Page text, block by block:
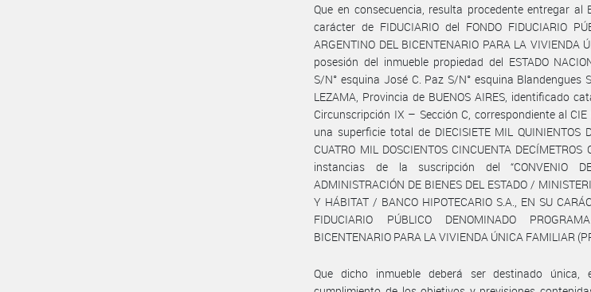
Que en consecuencia, resulta procedente entregar al
carácter de FIDUCIARIO del FONDO FIDUCIARIO
ARGENTINO DEL BICENTENARIO PARA LA VIVIENDA
posesión del inmueble propiedad del ESTADO
S/N° esquina José C. Paz S/N° esquina Blandengues
LEZAMA, Provincia de BUENOS AIRES, identificado
Circunscripción IX – Sección C, correspondiente al
una superficie total de DIECISIETE MIL QUINIENTOS
CUATRO MIL DOSCIENTOS CINCUENTA
instancias de la suscripción del “CONVENIO
ADMINISTRACIÓN DE BIENES DEL ESTADO /
Y HÁBITAT / BANCO HIPOTECARIO S.A., EN SU
FIDUCIARIO PÚBLICO DENOMINADO
BICENTENARIO PARA LA VIVIENDA ÚNICA FAMILIAR
Que dicho inmueble deberá ser destinado única,